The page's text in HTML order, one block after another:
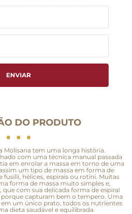
ENVIAR
DO PRODUTO
Molisana tem uma longa história.
com uma técnica manual passada
em enrolar a massa em torno de uma
um tipo de massa em forma de
fusilli, hélices, espirais ou rotini. Muitas
forma de massa muito simples e,
com sua delicada forma de espiral
capturam bem o tempero. Uma
em um único prato, todos os nutrientes
dieta saudável e equilibrada.